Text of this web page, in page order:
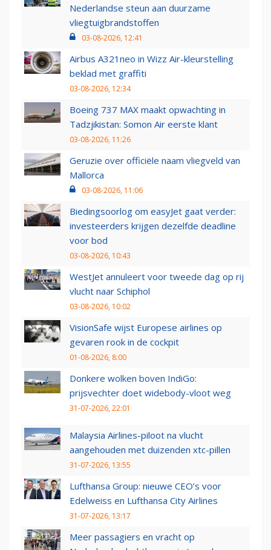
Nederlandse steun aan duurzame
vliegtuigbrandstoffen
03-08-2026, 12:41
Airbus A321neo in Wizz Air-kleurstelling
beklad met graffiti
03-08-2026, 12:34
Boeing 737 MAX maakt opwachting in
Tadzjikistan: Somon Air eerste klant
03-08-2026, 11:26
Geruzie over officiële naam vliegveld van
Mallorca
03-08-2026, 11:06
Biedingsoorlog om easyJet gaat verder:
investeerders krijgen dezelfde deadline
voor bod
03-08-2026, 10:43
WestJet annuleert voor tweede dag op rij
vlucht naar Schiphol
03-08-2026, 10:02
VisionSafe wijst Europese airlines op
gevaren rook in de cockpit
01-08-2026, 8:00
Donkere wolken boven IndiGo:
prijsvechter doet widebody-vloot weg
31-07-2026, 22:01
Malaysia Airlines-piloot na vlucht
aangehouden met duizenden xtc-pillen
31-07-2026, 13:55
Lufthansa Group: nieuwe CEO’s voor
Edelweiss en Lufthansa City Airlines
31-07-2026, 13:17
Meer passagiers en vracht op